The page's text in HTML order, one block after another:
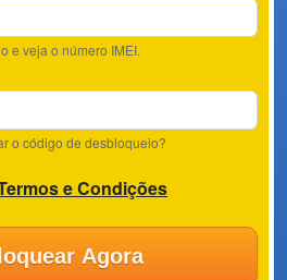
e veja o número IMEI.
o código de desbloqueio?
e Condições
Agora